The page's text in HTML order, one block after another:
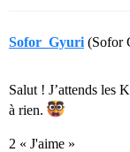
Sofor_Gyuri (Sofor
Salut ! J’attends les
à rien.
2 « J'aime »